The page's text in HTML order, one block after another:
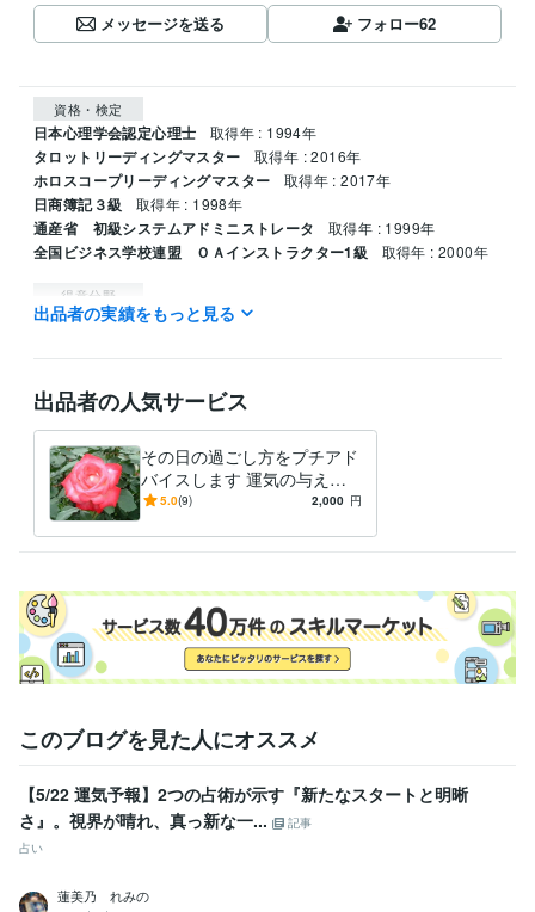
メッセージを送る フォロー62
資格・検定
日本心理学会認定心理士 取得年 : 1994年
タロットリーディングマスター 取得年 : 2016年
ホロスコープリーディングマスター 取得年 : 2017年
日商簿記３級 取得年 : 1998年
通産省 初級システムアドミニストレータ 取得年 : 1999年
全国ビジネス学校連盟 ＯＡインストラクター1級 取得年 : 2000年
得意分野
占い 仕事上の人間関係　企業の本音
出品者の実績をもっと見る
出品者の人気サービス
その日の過ごし方をプチアド
バイスします 運気の与える
神秘の世界を覗いてみません
5.0(9) 2,000 円
このブログを見た人にオススメ
【5/22 運気予報】2つの占術が示す『新たなスタートと明晰
さ』。視界が晴れ、真っ新な一...
記事
占い
蓮美乃 れみの